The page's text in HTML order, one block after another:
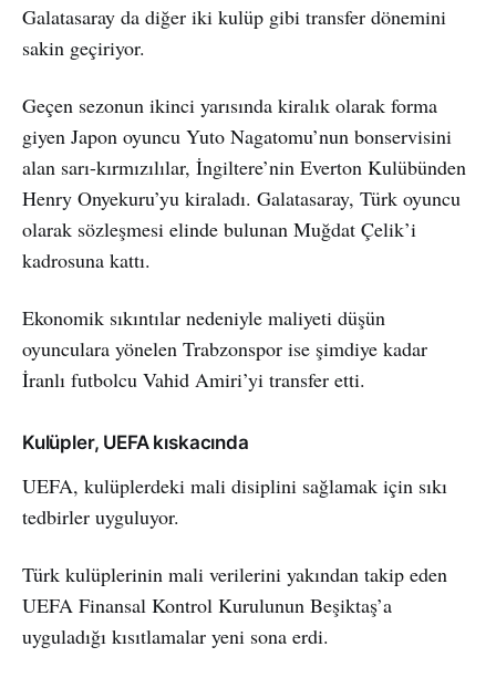
Galatasaray da diğer iki kulüp gibi transfer dönemini
sakin geçiriyor.
Geçen sezonun ikinci yarısında kiralık olarak forma
giyen Japon oyuncu Yuto Nagatomu’nun bonservisini
alan sarı-kırmızılılar, İngiltere’nin Everton Kulübünden
Henry Onyekuru’yu kiraladı. Galatasaray, Türk oyuncu
olarak sözleşmesi elinde bulunan Muğdat Çelik’i
kadrosuna kattı.
Ekonomik sıkıntılar nedeniyle maliyeti düşün
oyunculara yönelen Trabzonspor ise şimdiye kadar
İranlı futbolcu Vahid Amiri’yi transfer etti.
Kulüpler, UEFA kıskacında
UEFA, kulüplerdeki mali disiplini sağlamak için sıkı
tedbirler uyguluyor.
Türk kulüplerinin mali verilerini yakından takip eden
UEFA Finansal Kontrol Kurulunun Beşiktaş’a
uyguladığı kısıtlamalar yeni sona erdi.